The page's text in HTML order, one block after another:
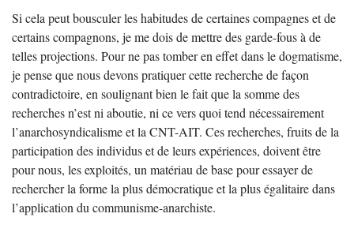
Si cela peut bousculer les habitudes de certaines compagnes et de
certains compagnons, je me dois de mettre des garde-fous à de
telles projections. Pour ne pas tomber en effet dans le dogmatisme,
je pense que nous devons pratiquer cette recherche de façon
contradictoire, en soulignant bien le fait que la somme des
recherches n’est ni aboutie, ni ce vers quoi tend nécessairement
l’anarchosyndicalisme et la CNT-AIT. Ces recherches, fruits de la
participation des individus et de leurs expériences, doivent être
pour nous, les exploités, un matériau de base pour essayer de
rechercher la forme la plus démocratique et la plus égalitaire dans
l’application du communisme-anarchiste.